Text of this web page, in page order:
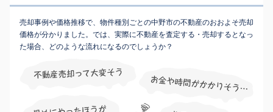
売却事例や価格推移で、物件種別ごとの中野市の不動産のおおよそ売却
価格が分かりました。では、実際に不動産を査定する・売却するとなっ
た場合、どのような流れになるのでしょうか？